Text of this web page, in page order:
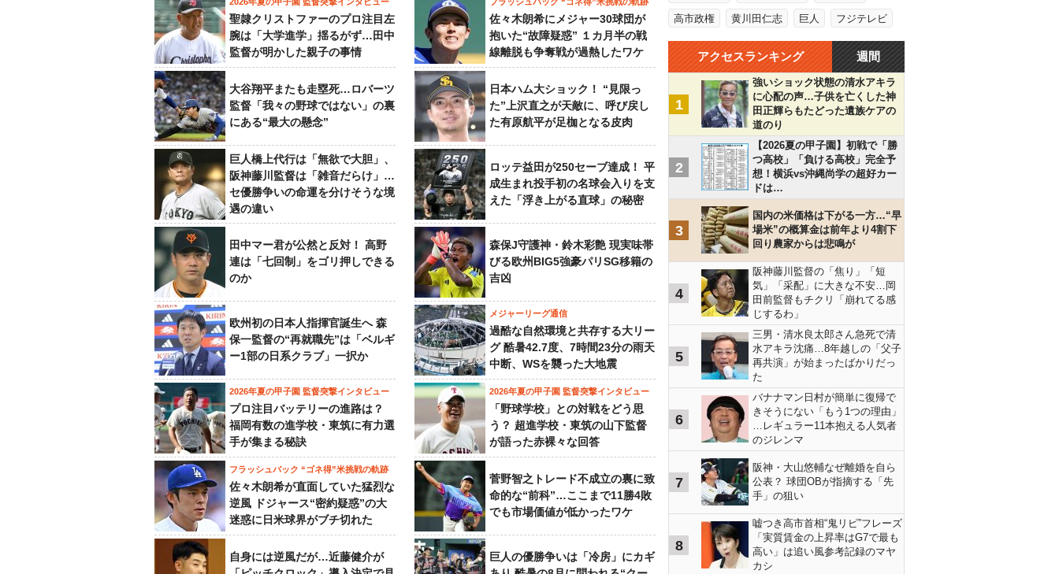
聖隷クリストファーのプロ注目左
腕は「大学進学」揺るがず…田中
監督が明かした親子の事情
佐々木朗希にメジャー30球団が
抱いた“故障疑惑” １カ月半の戦
線離脱も争奪戦が過熱したワケ
大谷翔平またも走塁死…ロバーツ
監督「我々の野球ではない」の裏
にある“最大の懸念”
日本ハム大ショック！ “見限っ
た”上沢直之が天敵に、呼び戻し
た有原航平が足枷となる皮肉
巨人橋上代行は「無欲で大胆」、
阪神藤川監督は「雑音だらけ」…
セ優勝争いの命運を分けそうな境
遇の違い
ロッテ益田が250セーブ達成！ 平
成生まれ投手初の名球会入りを支
えた「浮き上がる直球」の秘密
田中マー君が公然と反対！ 高野
連は「七回制」をゴリ押しできる
のか
森保J守護神・鈴木彩艶 現実味帯
びる欧州BIG5強豪パリSG移籍の
吉凶
欧州初の日本人指揮官誕生へ 森
保一監督の“再就職先”は「ベルギ
ー1部の日系クラブ」一択か
メジャーリーグ通信
過酷な自然環境と共存する大リー
グ 酷暑42.7度、7時間23分の雨天
中断、WSを襲った大地震
2026年夏の甲子園 監督突撃インタビュー
プロ注目バッテリーの進路は？
福岡有数の進学校・東筑に有力選
手が集まる秘訣
2026年夏の甲子園 監督突撃インタビュー
「野球学校」との対戦をどう思
う？ 超進学校・東筑の山下監督
が語った赤裸々な回答
フラッシュバック “ゴネ得”米挑戦の軌跡
佐々木朗希が直面していた猛烈な
逆風 ドジャース“密約疑惑”の大
迷惑に日米球界がブチ切れた
菅野智之トレード不成立の裏に致
命的な“前科”…ここまで11勝4敗
でも市場価値が低かったワケ
自身には逆風だが…近藤健介が
巨人の優勝争いは「冷房」にカギ
高市政権 黄川田仁志 巨人 フジテレビ
アクセスランキング 週間
1
強いショック状態の清水アキラ
に心配の声…子供を亡くした神
田正輝らもたどった遺族ケアの
道のり
2
【2026夏の甲子園】初戦で「勝
つ高校」「負ける高校」完全予
想！横浜vs沖縄尚学の超好カー
ドは…
3
国内の米価格は下がる一方…“早
場米”の概算金は前年より4割下
回り農家からは悲鳴が
4
阪神藤川監督の「焦り」「短
気」「采配」に大きな不安…岡
田前監督もチクリ「崩れてる感
じするわ」
5
三男・清水良太郎さん急死で清
水アキラ沈痛…8年越しの「父子
再共演」が始まったばかりだっ
た
6
バナナマン日村が簡単に復帰で
きそうにない「もう1つの理由」
…レギュラー11本抱える人気者
のジレンマ
7
阪神・大山悠輔なぜ離婚を自ら
公表？ 球団OBが指摘する「先
手」の狙い
8
嘘つき高市首相“鬼リピ”フレーズ
「実質賃金の上昇率はG7で最も
高い」は追い風参考記録のマヤ
カシ